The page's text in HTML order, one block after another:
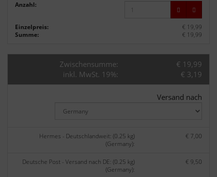
Anzahl:
Einzelpreis:
€ 19,99
Summe:
€ 19,99
Zwischensumme:
€ 19,99
inkl. MwSt. 19%:
€ 3,19
Versand nach
Hermes - Deutschlandweit: (0.25 kg)
(Germany):
€ 7,00
Deutsche Post - Versand nach DE: (0.25 kg)
(Germany):
€ 9,50